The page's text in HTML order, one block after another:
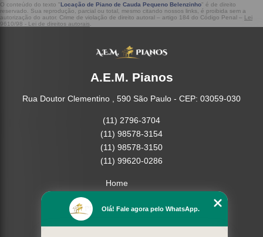
O conteúdo do texto "Locação de Piano de Cauda Pequeno Belenzinho" é de direito
reservado. Sua reprodução, parcial ou total, mesmo citando nossos links, é proibida sem a
autorização do autor. Crime de violação de direito autoral – artigo 184 do Código Penal – Lei
9610/98 - Lei de direitos autorais
A.E.M. Pianos
Rua Doutor Clementino , 590 São Paulo - CEP: 03059-030
(11) 2796-3704
(11) 98578-3154
(11) 98578-3150
(11) 99620-0286
Home
Missão
Olá! Fale agora pelo WhatsApp.